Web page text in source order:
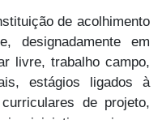
de acolhimento
designadamente em
livre, trabalho campo,
estágios ligados à
de projeto,